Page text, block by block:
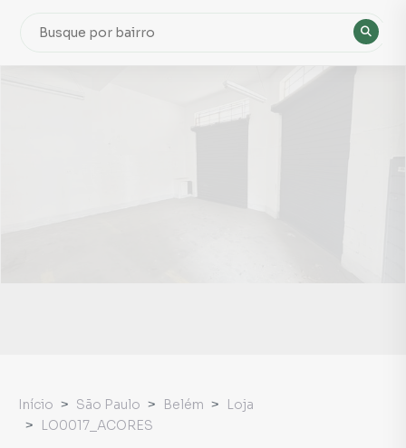
Início São Paulo Belém
Loja
LO0017_ACORES